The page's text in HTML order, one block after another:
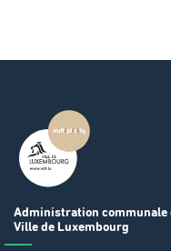
Administration communale
Ville de Luxembourg